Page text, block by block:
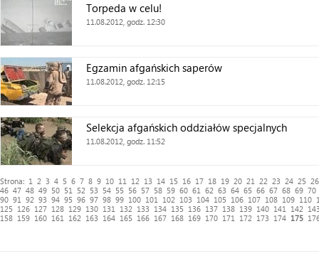
Torpeda w celu!
11.08.2012, godz. 12:30
Egzamin afgańskich saperów
11.08.2012, godz. 12:15
Selekcja afgańskich oddziałów specjalnych
11.08.2012, godz. 11:52
Strona: 1 2 3 4 5 6 7 8 9 10 11 12 13 14 15 16 17 18 19 20 21 22 23 24 25
26
46 47 48 49 50 51 52 53 54 55 56 57 58 59 60 61 62 63 64 65 66 67 68 69 70
90 91 92 93 94 95 96 97 98 99 100 101 102 103 104 105 106 107 108 109 110
125
126 127 128 129 130 131 132 133 134 135 136 137 138 139 140 141 142
158 159 160 161 162 163 164 165 166 167 168 169 170 171 172 173 174 175